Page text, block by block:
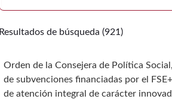
Resultados de búsqueda (921)
Orden de la Consejera de Política
de subvenciones financiadas por el
de atención integral de carácter